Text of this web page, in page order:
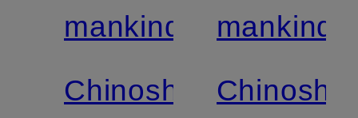
mankind
Chinoshorts
mankind